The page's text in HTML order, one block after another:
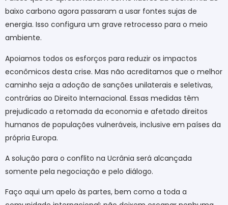
baixo carbono agora passaram a usar fontes sujas de
energia. Isso configura um grave retrocesso para o meio
ambiente.
Apoiamos todos os esforços para reduzir os impactos
econômicos desta crise. Mas não acreditamos que o melhor
caminho seja a adoção de sanções unilaterais e seletivas,
contrárias ao Direito Internacional. Essas medidas têm
prejudicado a retomada da economia e afetado direitos
humanos de populações vulneráveis, inclusive em países da
própria Europa.
A solução para o conflito na Ucrânia será alcançada
somente pela negociação e pelo diálogo.
Faço aqui um apelo às partes, bem como a toda a